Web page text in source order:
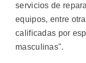
servicios de
equipos, entre
calificadas por
masculinas".